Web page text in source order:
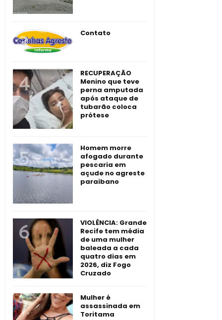
Contato
RECUPERAÇÃO
Menino que teve
perna amputada
após ataque de
tubarão coloca
prótese
Homem morre
afogado durante
pescaria em
açude no agreste
paraibano
VIOLÊNCIA: Grande
Recife tem média
de uma mulher
baleada a cada
quatro dias em
2026, diz Fogo
Cruzado
Mulher é
assassinada em
Toritama